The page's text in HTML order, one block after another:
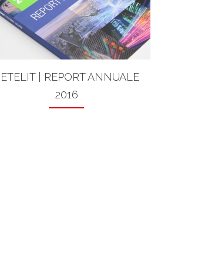
| REPORT ANNUALE
2016